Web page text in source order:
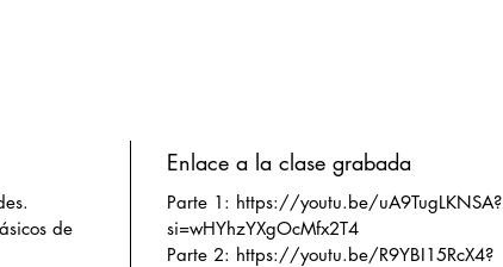
de
Enlace a la clase grabada
Parte 1: https://youtu.be/uA9TugLKNSA?
si=wHYhzYXgOcMfx2T4
Parte 2: https://youtu.be/R9YBI15RcX4?